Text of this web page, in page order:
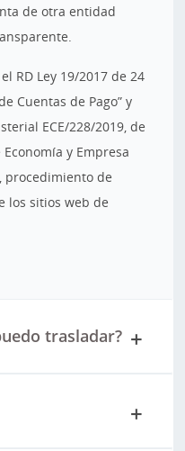
de otra entidad
RD Ley 19/2017 de 24
Cuentas de Pago” y
ECE/228/2019, de
y Empresa
procedimiento de
los sitios web de
trasladar?